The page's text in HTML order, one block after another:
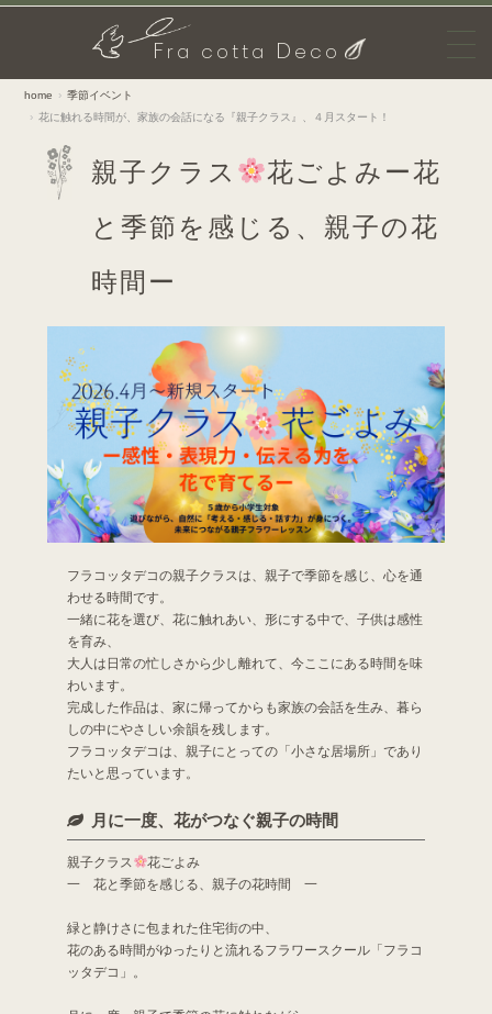
Fra cotta D eco
home
季節イベント
花に触れる時間が、家族の会話になる『親子クラス』、４月スタート！
親子クラス
花ごよみー花
と季節を感じる、親子の花
時間ー
フラコッタデコの親子クラスは、親子で季節を感じ、心を通
わせる時間です。
一緒に花を選び、花に触れあい、形にする中で、子供は感性
を育み、
大人は日常の忙しさから少し離れて、今ここにある時間を味
わいます。
完成した作品は、家に帰ってからも家族の会話を生み、暮ら
しの中にやさしい余韻を残します。
フラコッタデコは、親子にとっての「小さな居場所」であり
たいと思っています。
月に一度、花がつなぐ親子の時間
親子クラス
花ごよみ
一 花と季節を感じる、親子の花時間 一
緑と静けさに包まれた住宅街の中、
花のある時間がゆったりと流れるフラワースクール「フラコ
ッタデコ」。